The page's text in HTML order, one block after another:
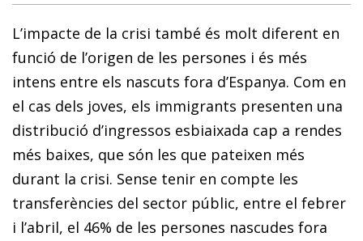
L’impacte de la crisi també és molt diferent en
funció de l’origen de les persones i és més
intens entre els nascuts fora d’Espanya. Com en
el cas dels joves, els immigrants presenten una
distribució d’ingressos esbiaixada cap a rendes
més baixes, que són les que pateixen més
durant la crisi. Sense tenir en compte les
transferències del sector públic, entre el febrer
i l’abril, el 46% de les persones nascudes fora